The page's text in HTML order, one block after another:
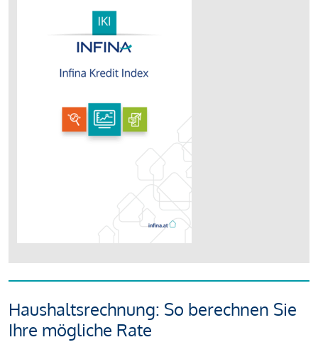
Haushaltsrechnung: So berechnen Sie
Ihre mögliche Rate